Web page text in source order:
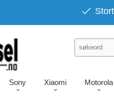
Sony Xiaomi Motorola